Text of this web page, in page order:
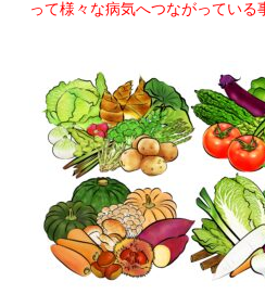
って様々な病気へつながっている